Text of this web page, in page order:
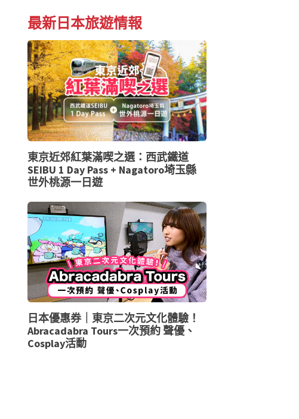
最新日本旅遊情報
東京近郊紅葉滿喫之選：西武鐵道
SEIBU 1 Day Pass + Nagatoro埼玉縣
世外桃源一日遊
日本優惠券｜東京二次元文化體驗！
Abracadabra Tours一次預約 聲優、
Cosplay活動